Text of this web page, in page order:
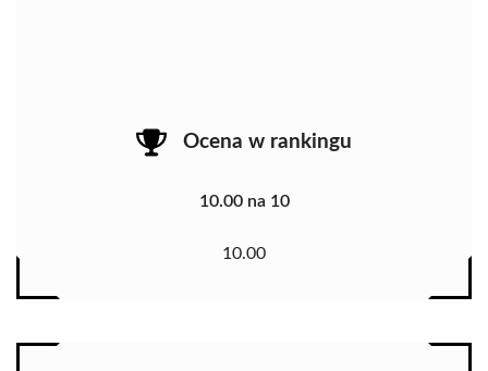
Ocena w rankingu
10.00 na 10
10.00